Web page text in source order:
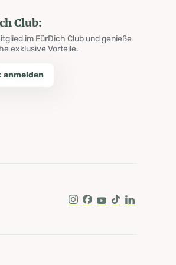
Club:
im FürDich Club und genieße
exklusive Vorteile.
Instagram
Facebook
Youtube
Tik TokLinkedIn